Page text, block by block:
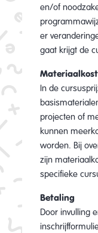
en/of
er
gaat krijgt de
In de
projecten of
kunnen
worden. Bij
zijn
specifieke
Betaling
Door invulling